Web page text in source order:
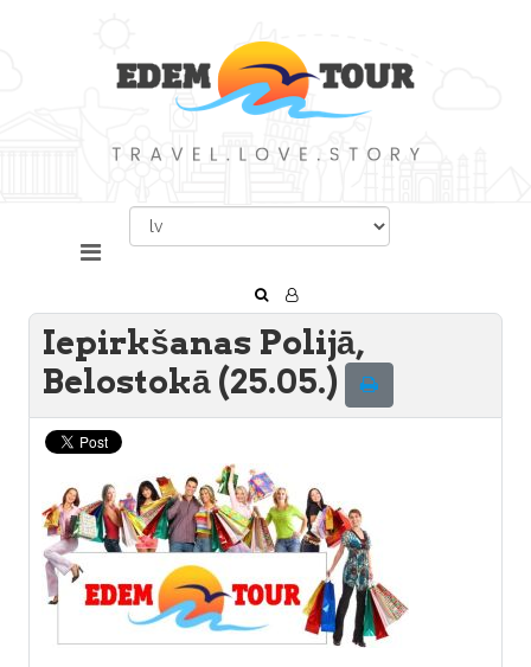
Iepirkšanas Polijā,
Belostokā (25.05.)